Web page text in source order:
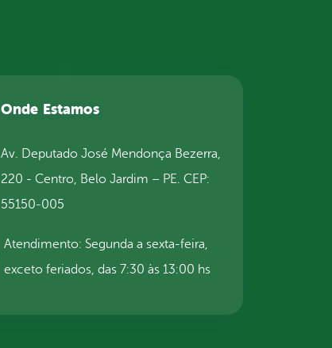
Onde Estamos
Av. Deputado José Mendonça Bezerra,
220 - Centro, Belo Jardim – PE. CEP:
55150-005
Atendimento: Segunda a sexta-feira,
exceto feriados, das 7:30 às 13:00 hs